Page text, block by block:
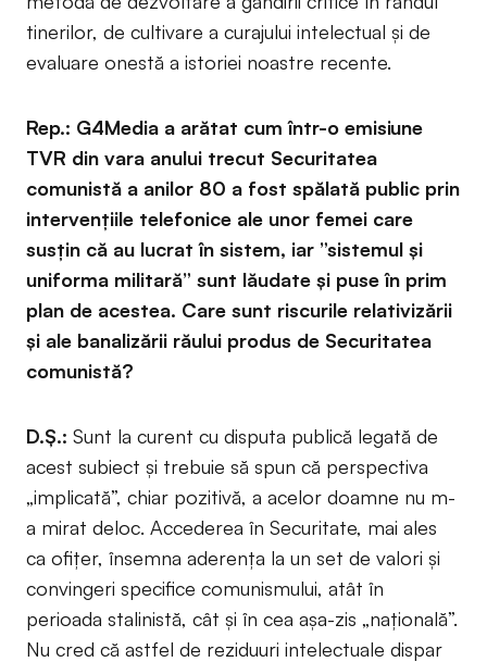
tinerilor, de cultivare a curajului intelectual și de
evaluare onestă a istoriei noastre recente.
Rep.: G4Media a arătat cum într-o emisiune
TVR din vara anului trecut Securitatea
comunistă a anilor 80 a fost spălată public prin
intervențiile telefonice ale unor femei care
susțin că au lucrat în sistem, iar ”sistemul și
uniforma militară” sunt lăudate și puse în prim
plan de acestea. Care sunt riscurile relativizării
și ale banalizării răului produs de Securitatea
comunistă?
D.Ș.: Sunt la curent cu disputa publică legată de
acest subiect și trebuie să spun că perspectiva
„implicată”, chiar pozitivă, a acelor doamne nu m-
a mirat deloc. Accederea în Securitate, mai ales
ca ofițer, însemna aderența la un set de valori și
convingeri specifice comunismului, atât în
perioada stalinistă, cât și în cea așa-zis „națională”.
Nu cred că astfel de reziduuri intelectuale dispar